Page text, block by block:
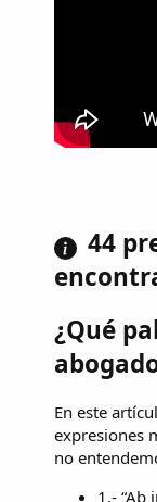
44
¿Qué
En este
expresiones
no
1.- “Ab